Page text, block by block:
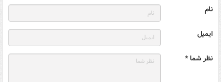
نام
ایمیل
نظر شما *